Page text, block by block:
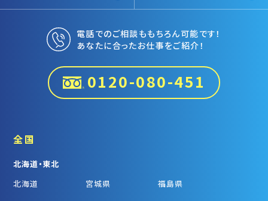
電話でのご相談ももちろん可能です！
あなたに合ったお仕事をご紹介！
0120-080-451
全国
北海道・東北
北海道
宮城県 福島県